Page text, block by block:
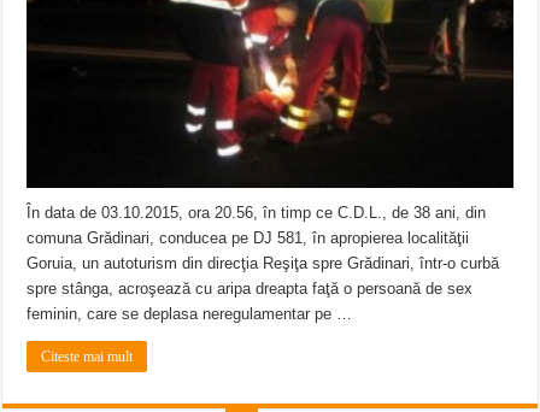
În data de 03.10.2015, ora 20.56, în timp ce C.D.L., de 38 ani, din
comuna Grădinari, conducea pe DJ 581, în apropierea localităţii
Goruia, un autoturism din direcţia Reşiţa spre Grădinari, într-o curbă
spre stânga, acroşează cu aripa dreapta faţă o persoană de sex
feminin, care se deplasa neregulamentar pe …
Citeste mai mult